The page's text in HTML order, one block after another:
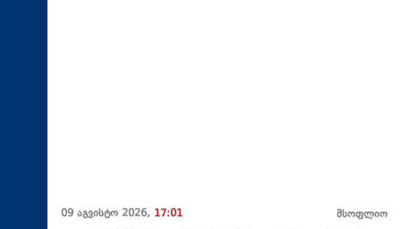
09 აგვისტო 2026, 17:01 მსოფლიო